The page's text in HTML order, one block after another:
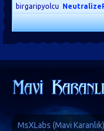
birgaripyolcu
MsXLabs (Mavi Karanlık)